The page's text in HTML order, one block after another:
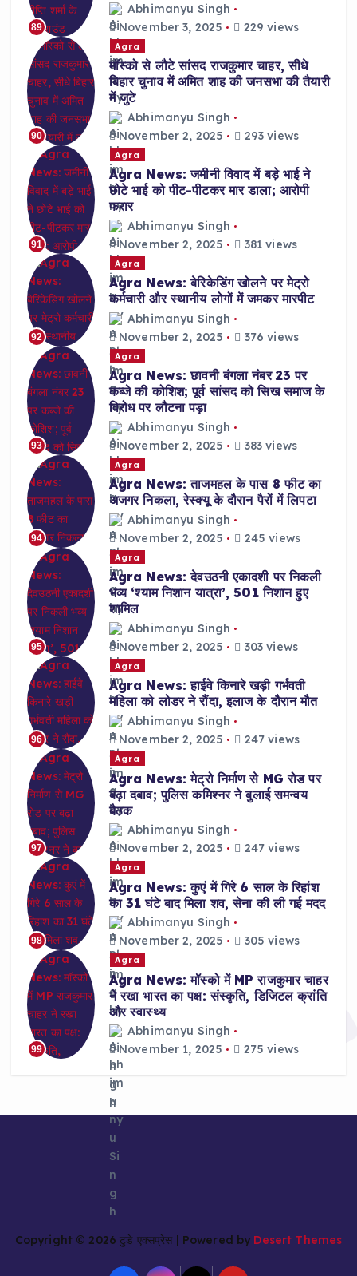
89
Abhimanyu Singh
November 3, 2025
229 views
90
Agra
मॉस्को से लौटे सांसद राजकुमार चाहर, सीधे
बिहार चुनाव में अमित शाह की जनसभा की तैयारी
में जुटे
Abhimanyu Singh
November 2, 2025
293 views
91
Agra
Agra News: जमीनी विवाद में बड़े भाई ने
छोटे भाई को पीट-पीटकर मार डाला; आरोपी
फरार
Abhimanyu Singh
November 2, 2025
381 views
92
Agra
Agra News: बेरिकेडिंग खोलने पर मेट्रो
कर्मचारी और स्थानीय लोगों में जमकर मारपीट
Abhimanyu Singh
November 2, 2025
376 views
93
Agra
Agra News: छावनी बंगला नंबर 23 पर
कब्जे की कोशिश; पूर्व सांसद को सिख समाज के
विरोध पर लौटना पड़ा
Abhimanyu Singh
November 2, 2025
383 views
94
Agra
Agra News: ताजमहल के पास 8 फीट का
अजगर निकला, रेस्क्यू के दौरान पैरों में लिपटा
Abhimanyu Singh
November 2, 2025
245 views
95
Agra
Agra News: देवउठनी एकादशी पर निकली
भव्य ‘श्याम निशान यात्रा’, 501 निशान हुए
शामिल
Abhimanyu Singh
November 2, 2025
303 views
96
Agra
Agra News: हाईवे किनारे खड़ी गर्भवती
महिला को लोडर ने रौंदा, इलाज के दौरान मौत
Abhimanyu Singh
November 2, 2025
247 views
97
Agra
Agra News: मेट्रो निर्माण से MG रोड पर
बढ़ा दबाव; पुलिस कमिश्नर ने बुलाई समन्वय
बैठक
Abhimanyu Singh
November 2, 2025
247 views
98
Agra
Agra News: कुएं में गिरे 6 साल के रिहांश
का 31 घंटे बाद मिला शव, सेना की ली गई मदद
Abhimanyu Singh
November 2, 2025
305 views
99
Agra
Agra News: मॉस्को में MP राजकुमार चाहर
ने रखा भारत का पक्ष: संस्कृति, डिजिटल क्रांति
और स्वास्थ्य
Abhimanyu Singh
November 1, 2025
275 views
Copyright © 2026 टुडे एक्सप्रेस | Powered by Desert Themes